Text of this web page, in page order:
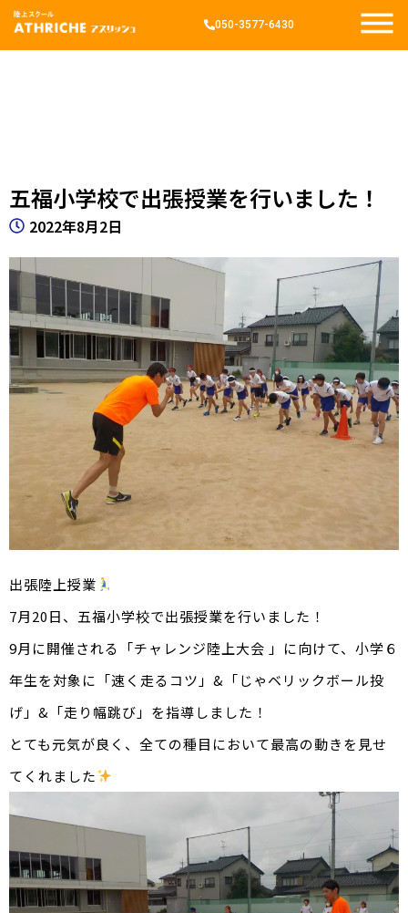
050-3577-6430
五福小学校で出張授業を行いました！
2022年8月2日
出張陸上授業
7月20日、五福小学校で出張授業を行いました！
9月に開催される「チャレンジ陸上大会 」に向けて、小学６
年生を対象に「速く走るコツ」&「じゃベリックボール投
げ」&「走り幅跳び」を指導しました！
とても元気が良く、全ての種目において最高の動きを見せ
てくれました